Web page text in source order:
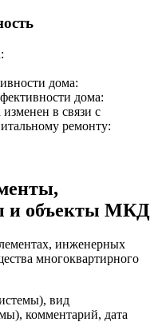
дома:
дома:
в связи с
ремонту:
и объекты МКД
инженерных
многоквартирного
вид
комментарий, дата